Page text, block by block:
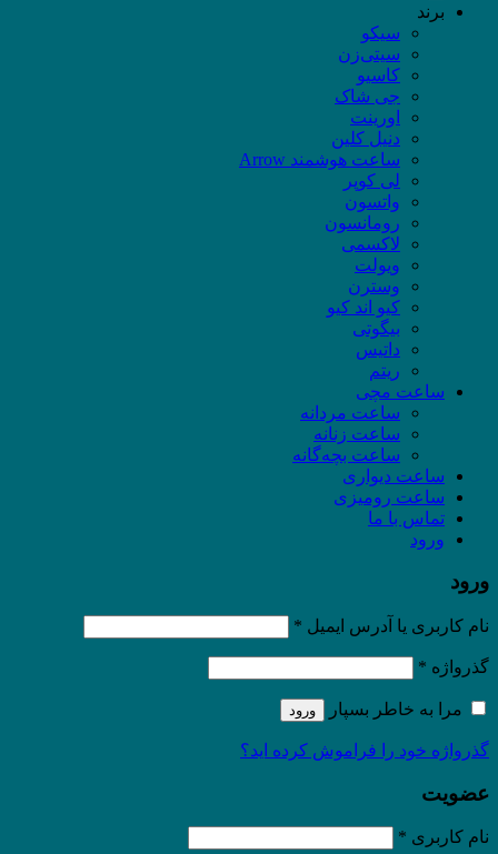
برند
سیکو
سیتی‌زن
کاسیو
جی شاک
اورینت
دنیل کلین
ساعت هوشمند Arrow
لی کوپر
واتسون
رومانسون
لاکسمی
ویولت
وسترن
کیو اند کیو
بیگوتی
داتیس
ریتم
ساعت مچی
ساعت مردانه
ساعت زنانه
ساعت بچه‌گانه
ساعت دیواری
ساعت رومیزی
تماس با ما
ورود
ورود
نام کاربری یا آدرس ایمیل *
گذرواژه *
مرا به خاطر بسپار ورود
گذرواژه خود را فراموش کرده اید؟
عضویت
نام کاربری *